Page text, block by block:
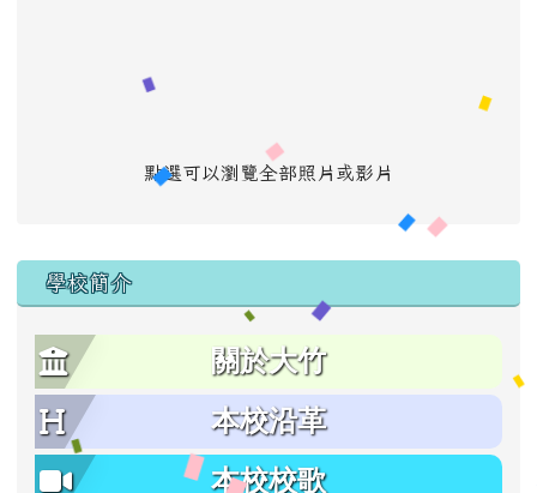
點選可以瀏覽全部照片或影片
學校簡介
關於大竹
本校沿革
本校校歌